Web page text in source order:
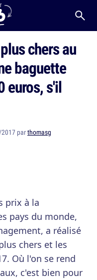
chers au
baguette
euros, s'il
parthomasg
prix à la
pays du monde,
a réalisé
chers et les
Où l'on se rend
c'est bien pour